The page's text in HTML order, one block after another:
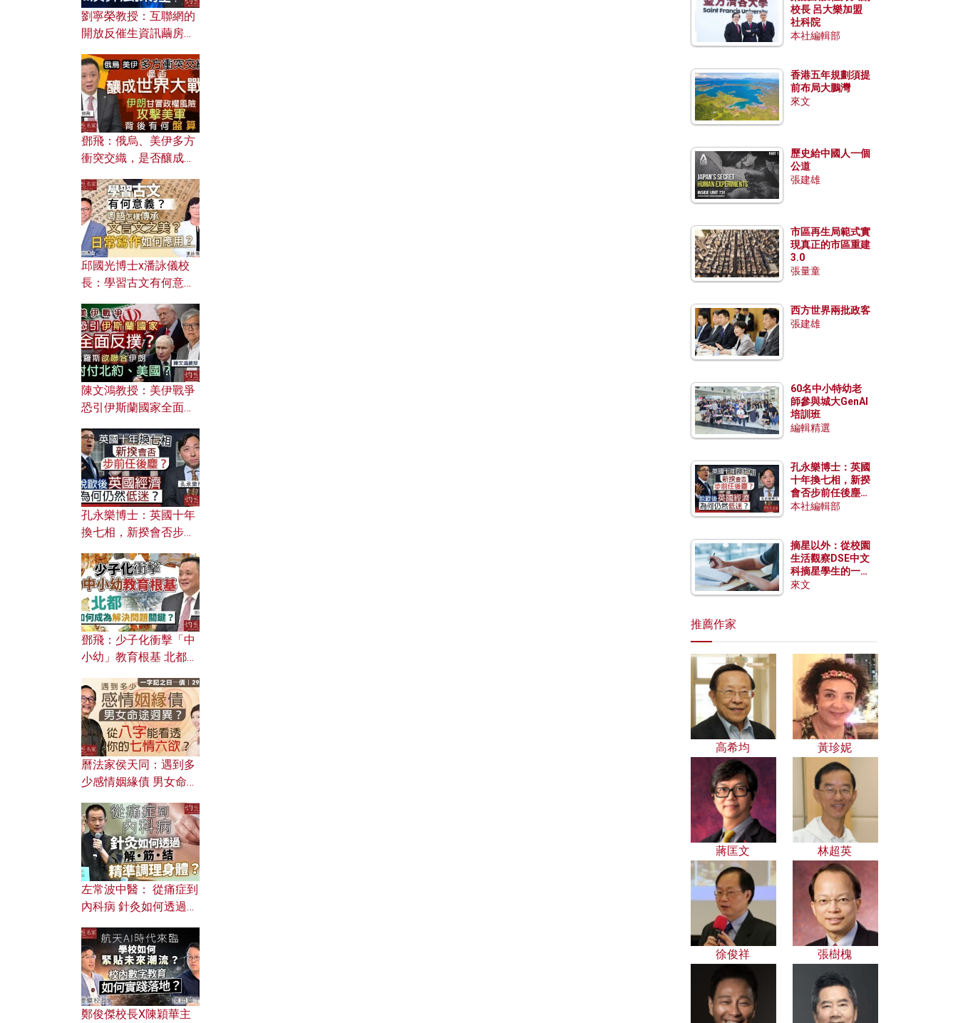
劉寧榮教授：互聯網的
開放反催生資訊繭房，
何避免遭AI演算法操
控？
鄧飛：俄烏、美伊多方
衝突交織，是否釀成世
風險攻擊美軍，背後有
何盤算？
邱國光博士x潘詠儀校
長：學習古文有何意
文之美？ 日常寫作如何
應用？
陳文鴻教授：美伊戰爭
恐引伊斯蘭國家全面反
對付北約美國？
孔永樂博士：英國十年
換七相，新揆會否步前
濟為何仍然低迷？
鄧飛：少子化衝擊「中
小幼」教育根基 北都如
曆法家侯天同：遇到多
少感情姻緣債 男女命途
的七情六欲？
左常波中醫： 從痛症到
內科病 針灸如何透過解
鄭俊傑校長X陳穎華主
校長 呂大樂加盟
社科院
本社編輯部
香港五年規劃須提
前布局大鵬灣
來文
歷史給中國人一個
公道
張建雄
市區再生局範式實
現真正的市區重建
3.0
張量童
西方世界兩批政客
張建雄
60名中小特幼老
師參與城大GenAI
培訓班
編輯精選
孔永樂博士：英國
十年換七相，新揆
會否步前任後塵？
脫歐後英國經濟為
本社編輯部
摘星以外：從校園
生活觀察DSE中文
科摘星學生的一點
特質
來文
推薦作家
高希均 黃珍妮
蔣匡文 林超英
徐俊祥 張樹槐